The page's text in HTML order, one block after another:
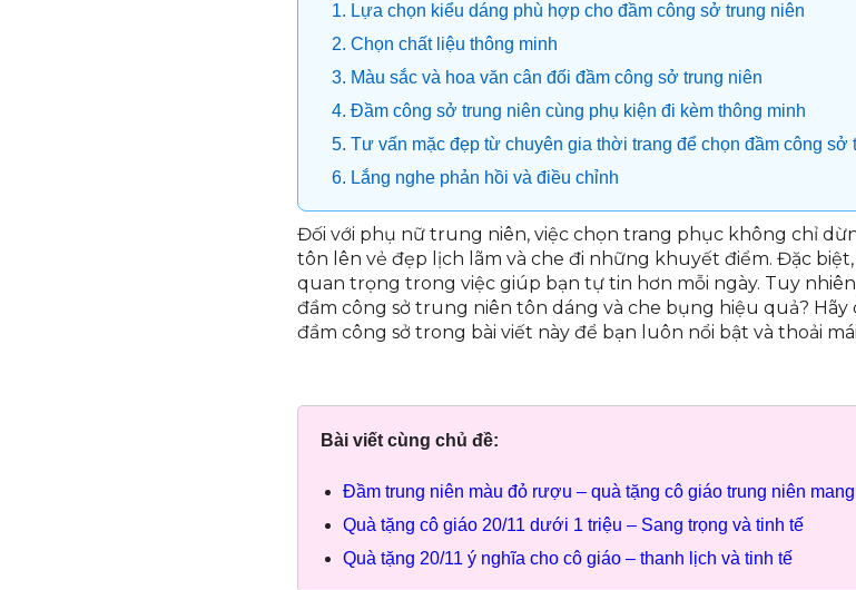
1. Lựa chọn kiểu dáng phù hợp cho đầm công sở trung niên
2. Chọn chất liệu thông minh
3. Màu sắc và hoa văn cân đối đầm công sở trung niên
4. Đầm công sở trung niên cùng phụ kiện đi kèm thông minh
5. Tư vấn mặc đẹp từ chuyên gia thời trang để chọn đầm công sở
6. Lắng nghe phản hồi và điều chỉnh
Đối với phụ nữ trung niên, việc chọn trang phục không chỉ
tôn lên vẻ đẹp lịch lãm và che đi những khuyết điểm. Đặc
quan trọng trong việc giúp bạn tự tin hơn mỗi ngày. Tuy
đầm công sở trung niên tôn dáng và che bụng hiệu quả?
đầm công sở trong bài viết này để bạn luôn nổi bật và thoải
Bài viết cùng chủ đề:
Đầm trung niên màu đỏ rượu – quà tặng cô giáo trung niên
Quà tặng cô giáo 20/11 dưới 1 triệu – Sang trọng và tinh tế
Quà tặng 20/11 ý nghĩa cho cô giáo – thanh lịch và tinh tế